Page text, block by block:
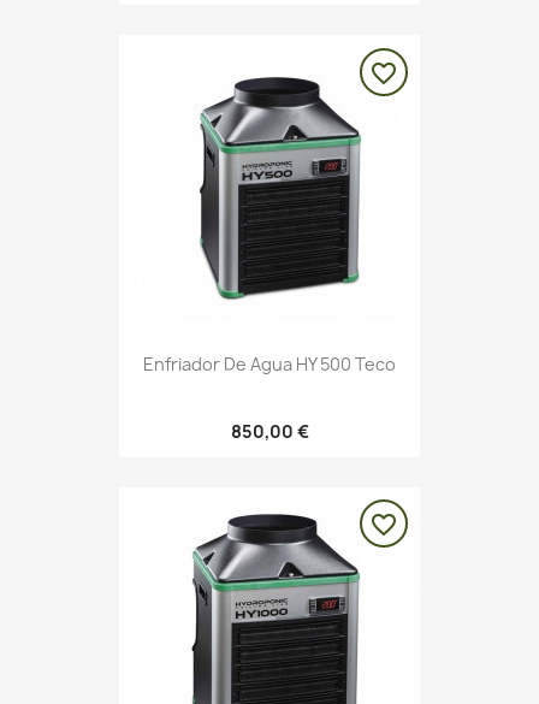
Enfriador De Agua HY 500 Teco
850,00 €
favorite_border
favorite_border